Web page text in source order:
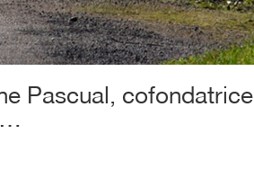
Pascual, cofondatrice